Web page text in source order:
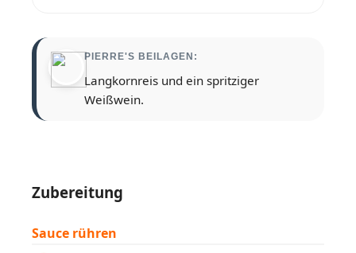
PIERRE'S BEILAGEN:
Langkornreis und ein spritziger
Weißwein.
Zubereitung
Sauce rühren